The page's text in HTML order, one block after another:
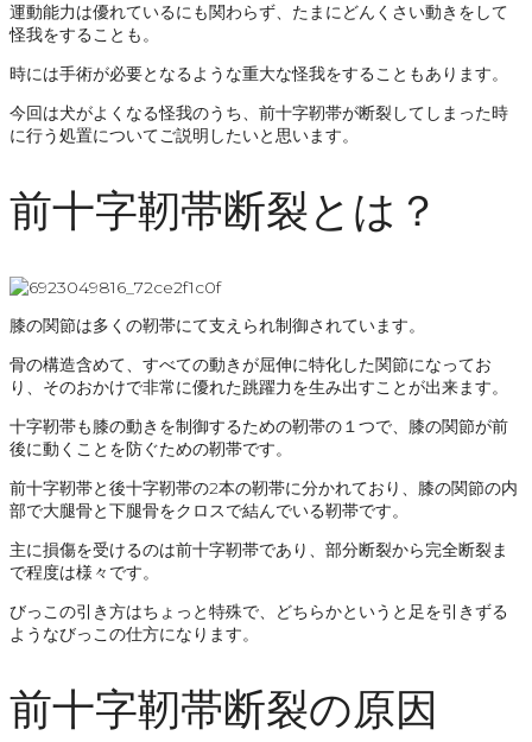
運動能力は優れているにも関わらず、たまにどんくさい動きをして
怪我をすることも。
時には手術が必要となるような重大な怪我をすることもあります。
今回は犬がよくなる怪我のうち、前十字靭帯が断裂してしまった時
に行う処置についてご説明したいと思います。
前十字靭帯断裂とは？
膝の関節は多くの靭帯にて支えられ制御されています。
骨の構造含めて、すべての動きが屈伸に特化した関節になってお
り、そのおかけで非常に優れた跳躍力を生み出すことが出来ます。
十字靭帯も膝の動きを制御するための靭帯の１つで、膝の関節が前
後に動くことを防ぐための靭帯です。
前十字靭帯と後十字靭帯の2本の靭帯に分かれており、膝の関節の内
部で大腿骨と下腿骨をクロスで結んでいる靭帯です。
主に損傷を受けるのは前十字靭帯であり、部分断裂から完全断裂ま
で程度は様々です。
びっこの引き方はちょっと特殊で、どちらかというと足を引きずる
ようなびっこの仕方になります。
前十字靭帯断裂の原因